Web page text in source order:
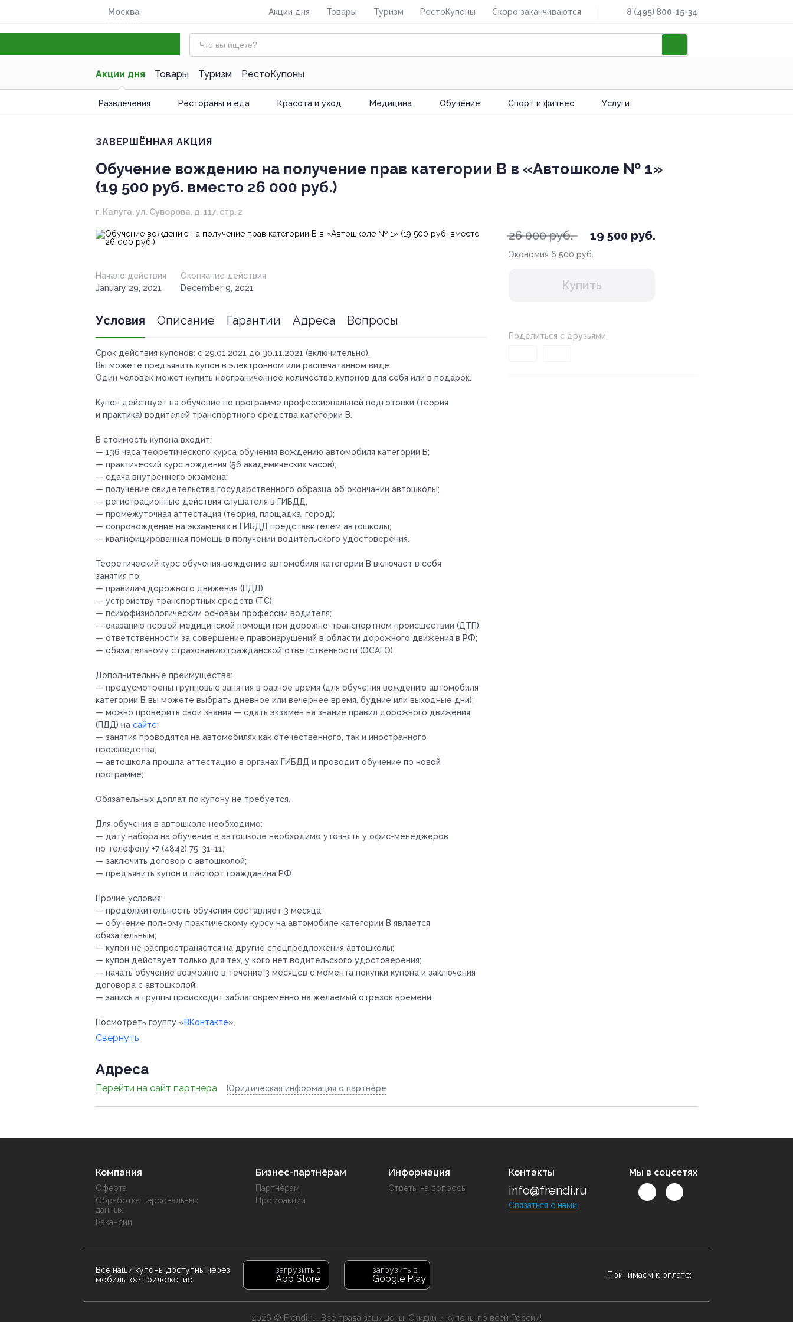
Москва Акции дня Товары Туризм РестоКупоны Скоро заканчиваются 8 (495) 800-15-34
Акции дня Товары Туризм РестоКупоны
Развлечения Рестораны и еда Красота и уход Медицина Обучение Спoрт и фитнес Услуги
ЗАВЕРШЁННАЯ АКЦИЯ
Обучение вождению на получение прав категории В в «Автошколе № 1»
(19 500 руб. вместо 26 000 руб.)
г. Калуга, ул. Суворова, д. 117, стр. 2
26 000 руб. 19 500 руб.
Экономия 6 500 руб.
Купить
Поделиться с друзьями
Начало действия
January 29, 2021
Окончание действия
December 9, 2021
Условия Описание Гарантии Адреса Вопросы
Срок действия купонов: с 29.01.2021 до 30.11.2021 (включительно).
Вы можете предъявить купон в электронном или распечатанном виде.
Один человек может купить неограниченное количество купонов для себя или в подарок.
Купон действует на обучение по программе профессиональной подготовки (теория
и практика) водителей транспортного средства категории В.
В стоимость купона входит:
— 136 часа теоретического курса обучения вождению автомобиля категории B;
— практический курс вождения (56 академических часов);
— сдача внутреннего экзамена;
— получение свидетельства государственного образца об окончании автошколы;
— регистрационные действия слушателя в ГИБДД;
— промежуточная аттестация (теория, площадка, город);
— сопровождение на экзаменах в ГИБДД представителем автошколы;
— квалифицированная помощь в получении водительского удостоверения.
Теоретический курс обучения вождению автомобиля категории B включает в себя
занятия по:
— правилам дорожного движения (ПДД);
— устройству транспортных средств (ТС);
— психофизиологическим основам профессии водителя;
— оказанию первой медицинской помощи при дорожно-транспортном происшествии (ДТП);
— ответственности за совершение правонарушений в области дорожного движения в РФ;
— обязательному страхованию гражданской ответственности (ОСАГО).
Дополнительные преимущества:
— предусмотрены групповые занятия в разное время (для обучения вождению автомобиля
категории В вы можете выбрать дневное или вечернее время, будние или выходные дни);
— можно проверить свои знания — сдать экзамен на знание правил дорожного движения
(ПДД) на сайте;
— занятия проводятся на автомобилях как отечественного, так и иностранного
производства;
— автошкола прошла аттестацию в органах ГИБДД и проводит обучение по новой
программе;
Обязательных доплат по купону не требуется.
Для обучения в автошколе необходимо:
— дату набора на обучение в автошколе необходимо уточнять у офис-менеджеров
по телефону +7 (4842) 75-31-11;
— заключить договор с автошколой;
— предъявить купон и паспорт гражданина РФ.
Прочие условия:
— продолжительность обучения составляет 3 месяца;
— обучение полному практическому курсу на автомобиле категории B является
обязательным;
— купон не распространяется на другие спецпредложения автошколы;
— купон действует только для тех, у кого нет водительского удостоверения;
— начать обучение возможно в течение 3 месяцев с момента покупки купона и заключения
договора с автошколой;
— запись в группы происходит заблаговременно на желаемый отрезок времени.
Посмотреть группу «ВКонтакте».
Свернуть
Адресa
Перейти на сайт партнера Юридическая информация о партнёре
Компания
Оферта
Обработка персональных
данных
Вакансии
Бизнес-партнёрам
Партнёрам
Промоакции
Информация
Ответы на вопросы
Контакты
info@frendi.ru
Связаться с нами
Мы в соцсетях
Все наши купоны доступны через
мобильное приложение:
загрузить в
App Store
загрузить в
Google Play Принимаем к оплате:
2026 © Frendi.ru. Все права защищены. Скидки и купоны по всей России!